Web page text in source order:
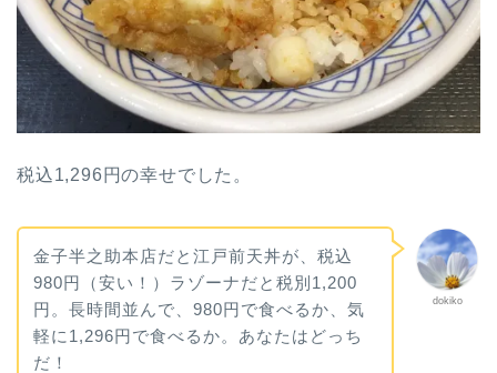
税込1,296円の幸せでした。
dokiko
金子半之助本店だと江戸前天丼が、税込
980円（安い！）ラゾーナだと税別1,200
円。長時間並んで、980円で食べるか、気
軽に1,296円で食べるか。あなたはどっち
だ！